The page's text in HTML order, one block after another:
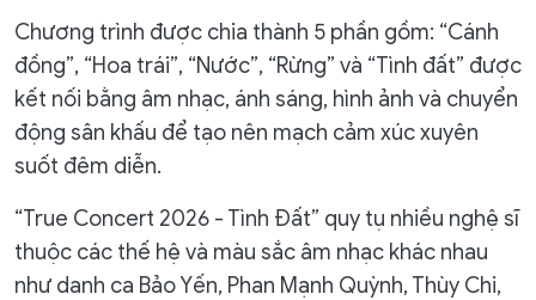
Chương trình được chia thành 5 phần gồm: “Cánh
đồng”, “Hoa trái”, “Nước”, “Rừng” và “Tình đất” được
kết nối bằng âm nhạc, ánh sáng, hình ảnh và chuyển
động sân khấu để tạo nên mạch cảm xúc xuyên
suốt đêm diễn.
“True Concert 2026 - Tình Đất” quy tụ nhiều nghệ sĩ
thuộc các thế hệ và màu sắc âm nhạc khác nhau
như danh ca Bảo Yến, Phan Mạnh Quỳnh, Thùy Chi,